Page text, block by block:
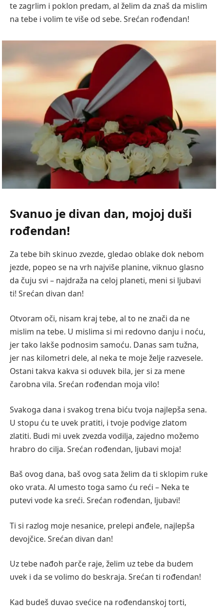
te zagrlim i poklon predam, al želim da znaš da mislim
na tebe i volim te više od sebe. Srećan rođendan!
Svanuo je divan dan, mojoj duši
rođendan!
Za tebe bih skinuo zvezde, gledao oblake dok nebom
jezde, popeo se na vrh najviše planine, viknuo glasno
da čuju svi – najdraža na celoj planeti, meni si ljubavi
ti! Srećan divan dan!
Otvoram oči, nisam kraj tebe, al to ne znači da ne
mislim na tebe. U mislima si mi redovno danju i noću,
jer tako lakše podnosim samoću. Danas sam tužna,
jer nas kilometri dele, al neka te moje želje razvesele.
Ostani takva kakva si oduvek bila, jer si za mene
čarobna vila. Srećan rođendan moja vilo!
Svakoga dana i svakog trena biću tvoja najlepša sena.
U stopu ću te uvek pratiti, i tvoje podvige zlatom
zlatiti. Budi mi uvek zvezda vodilja, zajedno možemo
hrabro do cilja. Srećan rođendan, ljubavi moja!
Baš ovog dana, baš ovog sata želim da ti sklopim ruke
oko vrata. Al umesto toga samo ću reći – Neka te
putevi vode ka sreći. Srećan rođendan, ljubavi!
Ti si razlog moje nesanice, prelepi anđele, najlepša
devojčice. Srećan divan dan!
Uz tebe nađoh parče raje, želim uz tebe da budem
uvek i da se volimo do beskraja. Srećan ti rođendan!
Kad budeš duvao svećice na rođendanskoj torti,